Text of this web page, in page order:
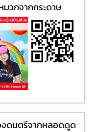
วกจากกระดาษ
งดนตรีจากหลอดดูด